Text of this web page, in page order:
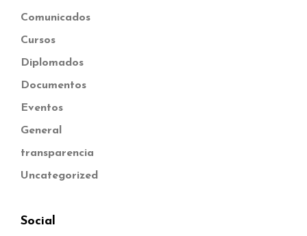
Comunicados
Cursos
Diplomados
Documentos
Eventos
General
transparencia
Uncategorized
Social